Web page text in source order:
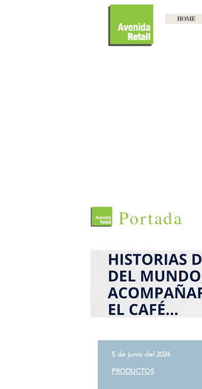
HOME
Portada
5 de junio del 2024
PRODUCTOS